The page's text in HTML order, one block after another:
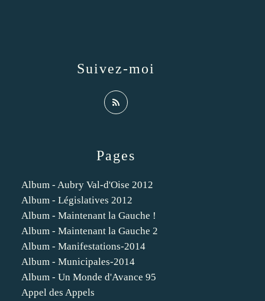
Pages
Album - Aubry Val-d'Oise 2012
Album - Législatives 2012
Album - Maintenant la Gauche !
Album - Maintenant la Gauche 2
Album - Manifestations-2014
Album - Municipales-2014
Album - Un Monde d'Avance 95
Appel des Appels
Suivez-moi